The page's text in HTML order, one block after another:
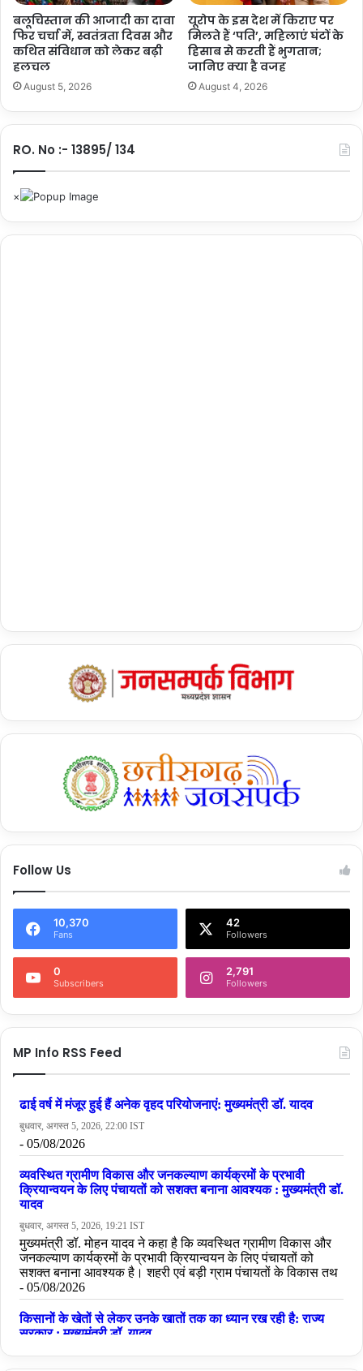
Heavy rain in Dubai
के
लि
ए
इ
ज
के
पा
क्या
हैं
वि
ग
ड़े
मौ
स
म
सं
बं
बलूचिस्तान की आजादी का दावा
फिर चर्चा में, स्वतंत्रता दिवस और
कथित संविधान को लेकर बढ़ी
हलचल
August 5, 2026
यूरोप के इस देश में किराए पर
मिलते हैं ‘पति’, महिलाएं घंटों के
हिसाब से करती हैं भुगतान;
जानिए क्या है वजह
August 4, 2026
RO. No :- 13895/ 134
Follow Us
10,370
Fans
42
Followers
0
Subscribers
2,791
Followers
MP Info RSS Feed